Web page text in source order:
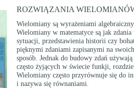
ROZWIĄZANIA
Wielomiany są wyrażeniami
Wielomiany w matematyce są jak
sytuacji, przedstawienia historii czy
pięknymi zdaniami zapisanymi na
sposób. Jednak do budowy zdań
często żyjących w świecie funkji,
Wielomiany często przyrównuje się do
i nazywa się równaniami.